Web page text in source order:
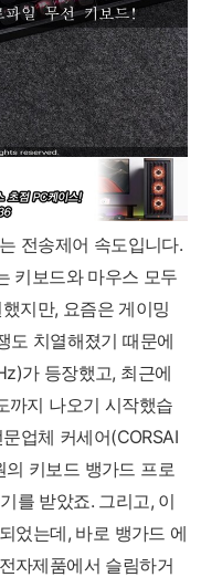
전송제어 속도입니다.
키보드와 마우스 모두
지만, 요즘은 게이밍
도 치열해졌기 때문에
가 등장했고, 최근에
까지 나오기 시작했습
업체 커세어(CORSAI
키보드 뱅가드 프로
를 받았죠. 그리고, 이
었는데, 바로 뱅가드 에
자제품에서 슬림하거